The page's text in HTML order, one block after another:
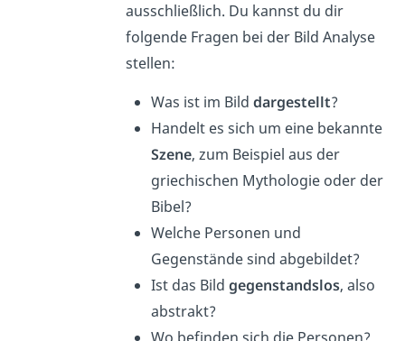
ausschließlich. Du kannst du dir
folgende Fragen bei der Bild Analyse
stellen:
Was ist im Bild dargestellt?
Handelt es sich um eine bekannte
Szene, zum Beispiel aus der
griechischen Mythologie oder der
Bibel?
Welche Personen und
Gegenstände sind abgebildet?
Ist das Bild gegenstandslos, also
abstrakt?